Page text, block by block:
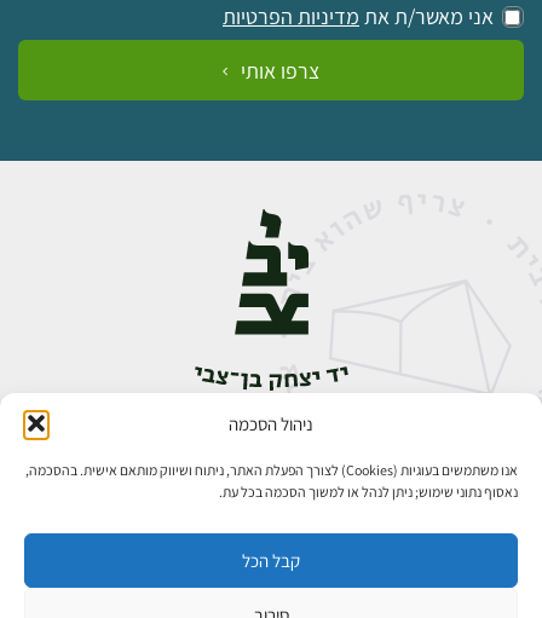
ניהול הסכמה
אנו משתמשים בעוגיות (Cookies) לצורך הפעלת האתר, ניתוח ושיווק מותאם אישית. בהסכמה,
נאסוף נתוני שימוש; ניתן לנהל או למשוך הסכמה בכל עת.
קבל הכל
אני מאשר/ת את מדיניות הפרטיות
צרפו אותי
אבן גבירול 14, רחביה, ירושלים